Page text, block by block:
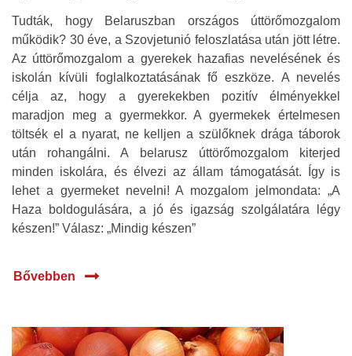
Tudták, hogy Belaruszban országos úttörőmozgalom
működik? 30 éve, a Szovjetunió feloszlatása után jött létre.
Az úttörőmozgalom a gyerekek hazafias nevelésének és
iskolán kívüli foglalkoztatásának fő eszköze. A nevelés
célja az, hogy a gyerekekben pozitív élményekkel
maradjon meg a gyermekkor. A gyermekek értelmesen
töltsék el a nyarat, ne kelljen a szülőknek drága táborok
után rohangálni. A belarusz úttörőmozgalom kiterjed
minden iskolára, és élvezi az állam támogatását. Így is
lehet a gyermeket nevelni! A mozgalom jelmondata: „A
Haza boldogulására, a jó és igazság szolgálatára légy
készen!” Válasz: „Mindig készen”
Bővebben